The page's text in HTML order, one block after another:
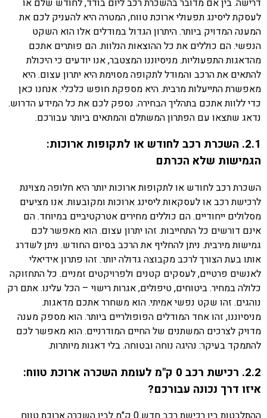
לעסקת ליסינג תפעולי ארוכת טווח, המטרה היא להעניק לכם את
המענה המדויק ביותר. היתרון הגדול במודלים אלו הוא השקט
הנפשי. הם כוללים את כל ההוצאות הנלוות. הם פותרים אתכם
מהדאגות התפעוליות. מניסיוננו המצטבר, אנו יודעים כי היכולת
להתאים את הרכב והמודל לתקופה מסוימת היא יתרון עצום. היא
מאפשרת התייעלות מרבית. היא מספקת חופש כלכלי. אנחנו כאן
כדי ללוות אתכם בתהליך הבחירה. נספק לכם את כל המידע הדרוש.
נדאג שתצאו עם הפתרון המשתלם והמתאים ביותר עבורכם.
2.1. השכרת רכב לחודש או לתקופות ארוכות:
הגמישות שלא הכרתם
השכרת רכב לחודש או לתקופות ארוכות יותר היא חלופה מצוינת
לרכישת רכב או לעסקאות ליסינג ארוכות ומקובעות. אנו מציעים
מסלולים ייחודיים. הם כוללים מחירים אטרקטיביים במיוחד. הם
אינם דורשים כל התחייבות. זהו יתרון עצום. הוא מאפשר לכם
גמישות מירבית. ניתן להחליף את הרכב בסיום החודש. ניתן לשדרג
אותו בעת הצורך לרכב מקבוצה גדולה יותר. זהו פתרון אידיאלי
לאנשים פרטיים, לעסקים קטנים ולפרויקטים זמניים. כל התחזוקה
כלולה במחיר. ביטוחים, טיפולים, אגרות רישוי – הכל עלינו. אתם רק
נוהגים. זהו שקט נפשי אמיתי. הוא משחרר אתכם מדאגות.
מניסיוננו, זהו אחד המודלים הפופולריים ביותר. הוא מספק מענה
מדויק לצרכים המשתנים של החיים המודרניים. הוא מאפשר לכם
להתמקד בעיקר: נהיגה נוחה ובטוחה. בלי דאגות מיותרות.
2.2. רכישת רכב 0 ק"מ לעומת השכרה ארוכת טווח:
איזו דרך נכונה עבורכם?